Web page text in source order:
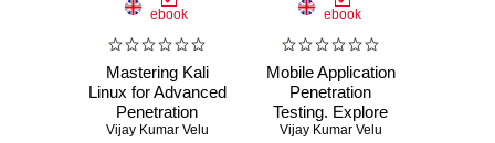
ebook
Mastering Kali
Linux for Advanced
Penetration
Testing, Second
Vijay Kumar Velu
ebook
Mobile Application
Penetration
Testing. Explore
real-world threat
Vijay Kumar Velu